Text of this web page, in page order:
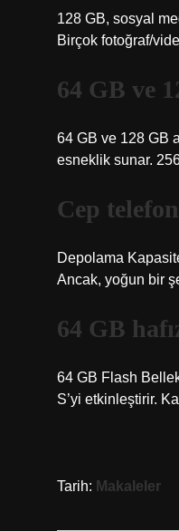
128 GB, sosyal
Birçok fotoğraf/
64 GB ve
64 GB ve 128 GB
esneklik sunar.
Cep
Depolama
Ancak, yoğun bir
64 GB
64 GB Flash
S’yi etkinleştirir.
Tarih: Makaleler